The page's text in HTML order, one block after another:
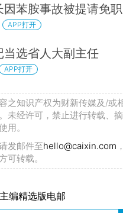
因苯胺事故被提请免职
APP打开
当选省人大副主任
APP打开
之知识产权为财新传媒及/或
未经许可，禁止进行转载、
用。
发邮件至hello@caixin.com
可转载。
编精选版电邮